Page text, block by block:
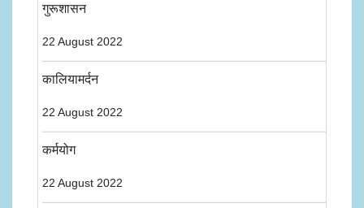
गुरूशासन
22 August 2022
कालियामर्दन
22 August 2022
कर्मयोग
22 August 2022